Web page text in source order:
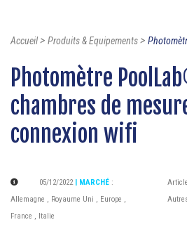
Accueil> Produits & Equipements>
Photomètre
chambres de
connexion wifi
05/12/2022 | MARCHÉ :
Allemagne , Royaume Uni , Europe ,
France , Italie